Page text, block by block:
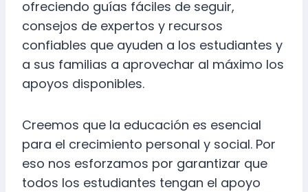
ofreciendo guías fáciles de seguir,
consejos de expertos y recursos
confiables que ayuden a los estudiantes y
a sus familias a aprovechar al máximo los
apoyos disponibles.
Creemos que la educación es esencial
para el crecimiento personal y social. Por
eso nos esforzamos por garantizar que
todos los estudiantes tengan el apoyo